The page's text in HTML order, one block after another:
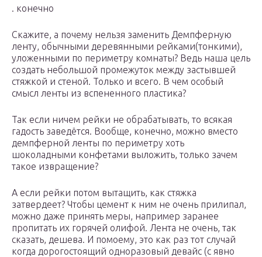
. конечно
Скажите, а почему нельзя заменить Демпферную
ленту, обычными деревянными рейками(тонкими),
уложенными по периметру комнаты? Ведь наша цель
создать небольшой промежуток между застывшей
стяжкой и стеной. Только и всего. В чем особый
смысл ленты из вспененного пластика?
Так если ничем рейки не обрабатывать, то всякая
гадость заведётся. Вообще, конечно, можно вместо
демпферной ленты по периметру хоть
шоколадными конфетами выложить, только зачем
такое извращение?
А если рейки потом вытащить, как стяжка
затвердеет? Чтобы цемент к ним не очень прилипал,
можно даже принять меры, например заранее
пропитать их горячей олифой. Лента не очень, так
сказать, дешева. И помоему, это как раз тот случай
когда дорогостоящий одноразовый девайс (с явно